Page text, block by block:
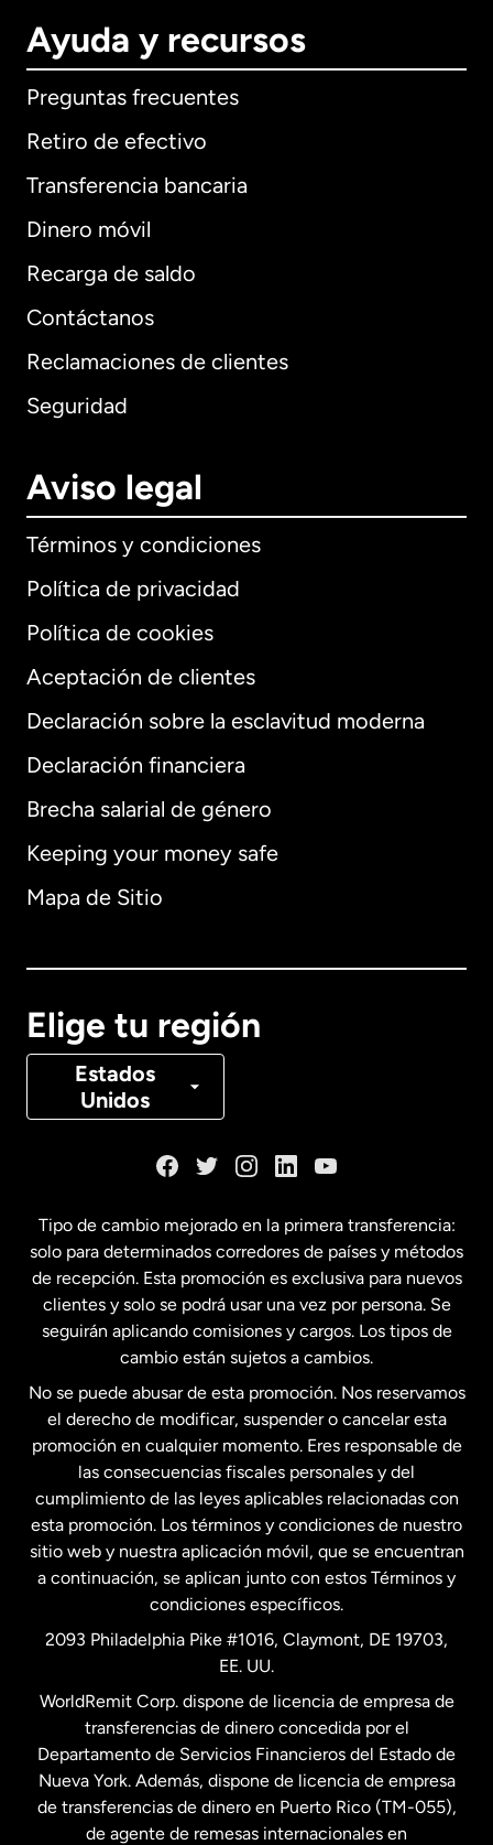
Ayuda y recursos
Preguntas frecuentes
Retiro de efectivo
Transferencia bancaria
Dinero móvil
Recarga de saldo
Contáctanos
Reclamaciones de clientes
Seguridad
Aviso legal
Términos y condiciones
Política de privacidad
Política de cookies
Aceptación de clientes
Declaración sobre la esclavitud moderna
Declaración financiera
Brecha salarial de género
Keeping your money safe
Mapa de Sitio
Elige tu región
Estados
Unidos
Internacional English
Alemania
Canadá Français
Estados Unidos English
Estados Unidos Español
Francia
Malasia
Nueva Zelanda
Países Bajos
Suecia
Tipo de cambio mejorado en la primera transferencia:
solo para determinados corredores de países y métodos
de recepción. Esta promoción es exclusiva para nuevos
clientes y solo se podrá usar una vez por persona. Se
seguirán aplicando comisiones y cargos. Los tipos de
cambio están sujetos a cambios.
No se puede abusar de esta promoción. Nos reservamos
el derecho de modificar, suspender o cancelar esta
promoción en cualquier momento. Eres responsable de
las consecuencias fiscales personales y del
cumplimiento de las leyes aplicables relacionadas con
esta promoción. Los términos y condiciones de nuestro
sitio web y nuestra aplicación móvil, que se encuentran
a continuación, se aplican junto con estos Términos y
condiciones específicos.
2093 Philadelphia Pike #1016, Claymont, DE 19703,
EE. UU.
WorldRemit Corp. dispone de licencia de empresa de
transferencias de dinero concedida por el
Departamento de Servicios Financieros del Estado de
Nueva York. Además, dispone de licencia de empresa
de transferencias de dinero en Puerto Rico (TM-055),
de agente de remesas internacionales en